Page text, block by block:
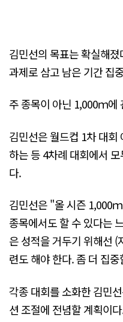
김민선의 목표는 확실해
과제로 삼고 남은 기간 집
주 종목이 아닌 1,000ｍ에
김민선은 월드컵 1차 대
하는 등 4차례 대회에서
다.
김민선은 "올 시즌 1,000
종목에서도 할 수 있다는
은 성적을 거두기 위해선
련도 해야 한다. 좀 더 집
각종 대회를 소화한 김민
션 조절에 전념할 계획이